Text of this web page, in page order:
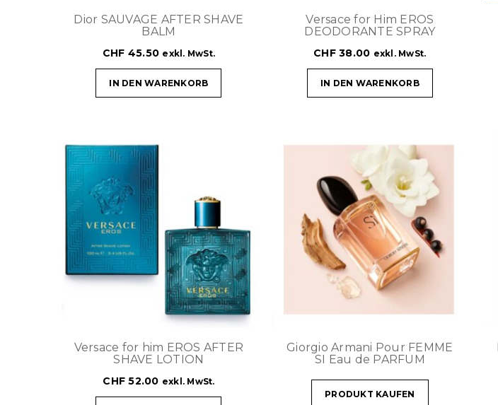
Dior SAUVAGE AFTER SHAVE
BALM
CHF 45.50 exkl. MwSt.
IN DEN WARENKORB
Versace for Him EROS
DEODORANTE SPRAY
CHF38.00 exkl. MwSt.
IN DEN WARENKORB
Versace for him EROS AFTER
SHAVE LOTION
CHF 52.00 exkl. MwSt.
Giorgio Armani Pour FEMME
SI Eau de PARFUM
PRODUKT KAUFEN